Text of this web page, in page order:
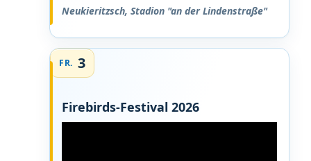
Neukieritzsch, Stadion "an der Lindenstraße"
FR. 3
Firebirds-Festival 2026